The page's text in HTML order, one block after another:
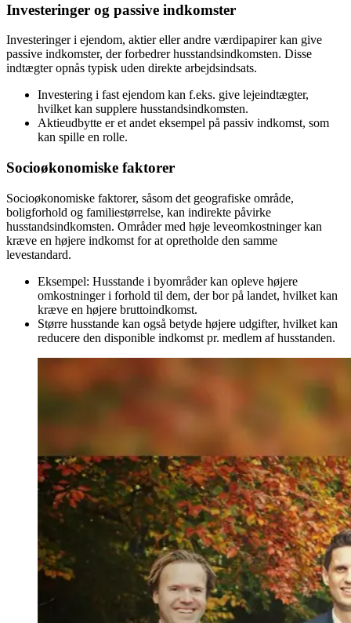
Investeringer og passive indkomster
Investeringer i ejendom, aktier eller andre værdipapirer kan give
passive indkomster, der forbedrer husstandsindkomsten. Disse
indtægter opnås typisk uden direkte arbejdsindsats.
Investering i fast ejendom kan f.eks. give lejeindtægter,
hvilket kan supplere husstandsindkomsten.
Aktieudbytte er et andet eksempel på passiv indkomst, som
kan spille en rolle.
Socioøkonomiske faktorer
Socioøkonomiske faktorer, såsom det geografiske område,
boligforhold og familiestørrelse, kan indirekte påvirke
husstandsindkomsten. Områder med høje leveomkostninger kan
kræve en højere indkomst for at opretholde den samme
levestandard.
Eksempel: Husstande i byområder kan opleve højere
omkostninger i forhold til dem, der bor på landet, hvilket kan
kræve en højere bruttoindkomst.
Større husstande kan også betyde højere udgifter, hvilket kan
reducere den disponible indkomst pr. medlem af husstanden.